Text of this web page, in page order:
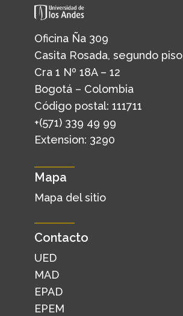
Oficina Ña 309
Casita Rosada, segundo piso
Cra 1 Nº 18A – 12
Bogotá – Colombia
Código postal: 111711
+(571) 339 49 99
Extension: 3290
Mapa
Mapa del sitio
Contacto
UED
MAD
EPAD
EPEM